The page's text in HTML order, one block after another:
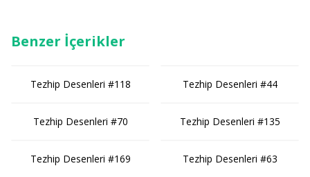
Benzer İçerikler
Tezhip Desenleri #118
Tezhip Desenleri #70
Tezhip Desenleri #169
Tezhip Desenleri #44
Tezhip Desenleri #135
Tezhip Desenleri #63